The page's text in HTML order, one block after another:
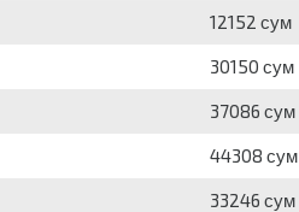
12152 сум
30150 сум
37086 сум
44308 сум
33246 сум